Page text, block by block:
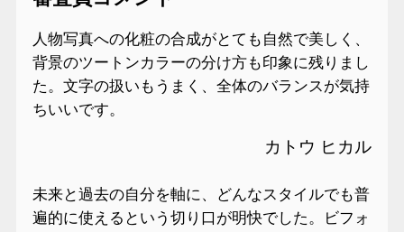
人物写真への化粧の合成がとても自然で美しく、
背景のツートンカラーの分け方も印象に残りまし
た。文字の扱いもうまく、全体のバランスが気持
ちいいです。
カトウ ヒカル
未来と過去の自分を軸に、どんなスタイルでも普
遍的に使えるという切り口が明快でした。ビフォ